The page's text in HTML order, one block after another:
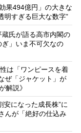
果494億円」の大きな
明すぎる巨大な数字”
蔵氏が語る高市内閣の
」いま不可欠なの
は「ワンピースを着
ぜ「ジャケット」が
解説》
安になった成長株”に
んが「絶好の仕込み